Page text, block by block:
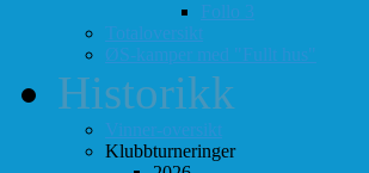
Follo 3
Totaloversikt
ØS-kamper med "Fullt hus"
Historikk
Vinner-oversikt
Klubbturneringer